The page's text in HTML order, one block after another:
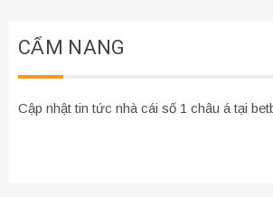
CẨM NANG
Cập nhật tin tức nhà cái số 1 châu á tại